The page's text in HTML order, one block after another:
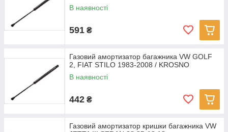
В наявності
591 ₴
Газовий амортизатор багажника VW GOLF
2, FIAT STILO 1983-2008 / KROSNO
В наявності
442 ₴
Газовий амортизатор кришки багажника VW